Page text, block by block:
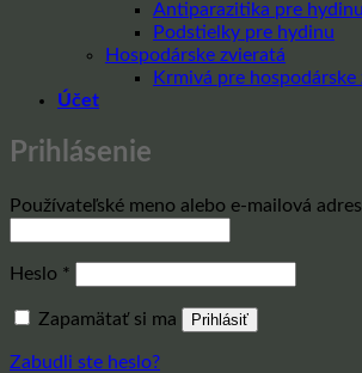
Antiparazitika pre hydinu
Podstielky pre hydinu
Hospodárske zvieratá
Krmivá pre hospodárske
Účet
Prihlásenie
Používateľské meno alebo e-mailová
Heslo *
Zapamätať si ma Prihlásiť
Zabudli ste heslo?